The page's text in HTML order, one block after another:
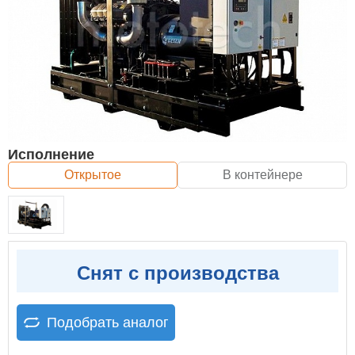
Исполнение
Открытое В контейнере
Снят с производства
Подобрать аналог